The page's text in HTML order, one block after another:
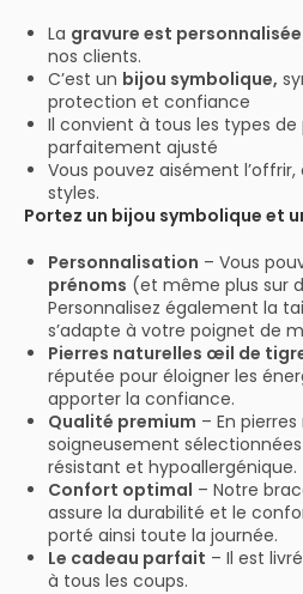
La gravure est personnalisée
nos clients.
C’est un bijou symbolique,
protection et confiance
Il convient à tous les types
parfaitement ajusté
Vous pouvez aisément l’offrir,
styles.
Portez un bijou symbolique et
Personnalisation – Vous
prénoms (et même plus sur
Personnalisez également la
s’adapte à votre poignet de
Pierres naturelles œil de
réputée pour éloigner les
apporter la confiance.
Qualité premium – En
soigneusement
résistant et hypoallergénique.
Confort optimal – Notre
assure la durabilité et le
porté ainsi toute la journée.
Le cadeau parfait – Il est
à tous les coups.